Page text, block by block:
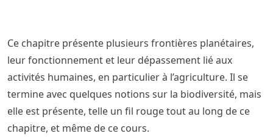
Ce chapitre présente plusieurs frontières planétaires,
leur fonctionnement et leur dépassement lié aux
activités humaines, en particulier à l’agriculture. Il se
termine avec quelques notions sur la biodiversité, mais
elle est présente, telle un fil rouge tout au long de ce
chapitre, et même de ce cours.